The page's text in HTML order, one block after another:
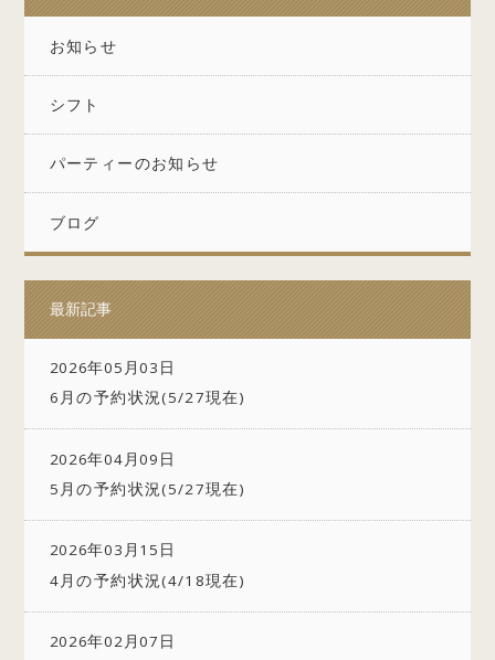
お知らせ
シフト
パーティーのお知らせ
ブログ
最新記事
2026年05月03日
6月の予約状況(5/27現在)
2026年04月09日
5月の予約状況(5/27現在)
2026年03月15日
4月の予約状況(4/18現在)
2026年02月07日